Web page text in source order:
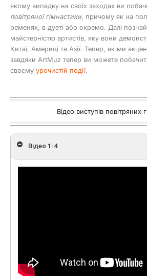
якому випадку на своїх заходах ви
повітряної гімнастики, причому як на
ременях, в дуеті або окремо. Далі
майстерністю артистів, яку вони
Китаї, Америці та Азії. Тепер, як ми
завдяки ArtMuz тепер ви можете
своєму урочистій події.
Відео виступів повітряних
Відео 1-4